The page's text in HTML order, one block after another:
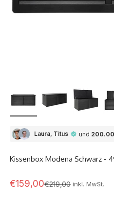
Laura, Titus und
Kissenbox Modena Schwarz -
Angebot
€159,00Regulärer Preis
€219,00 inkl. MwSt.